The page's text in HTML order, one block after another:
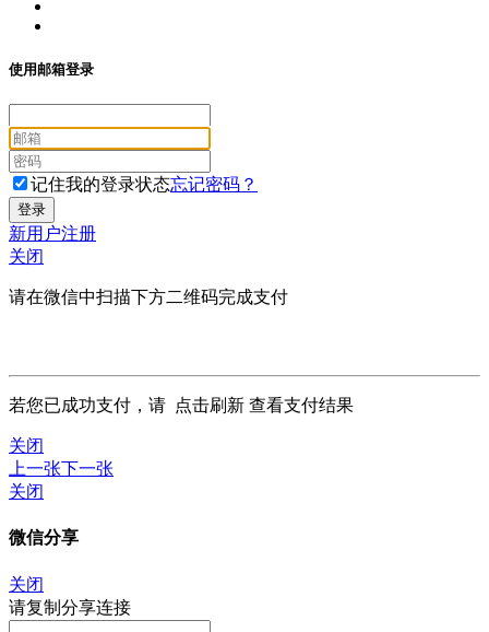
使用邮箱登录
记住我的登录状态忘记密码？
新用户注册
关闭
请在微信中扫描下方二维码完成支付
若您已成功支付，请 点击刷新 查看支付结果
关闭
上一张下一张
关闭
微信分享
关闭
请复制分享连接